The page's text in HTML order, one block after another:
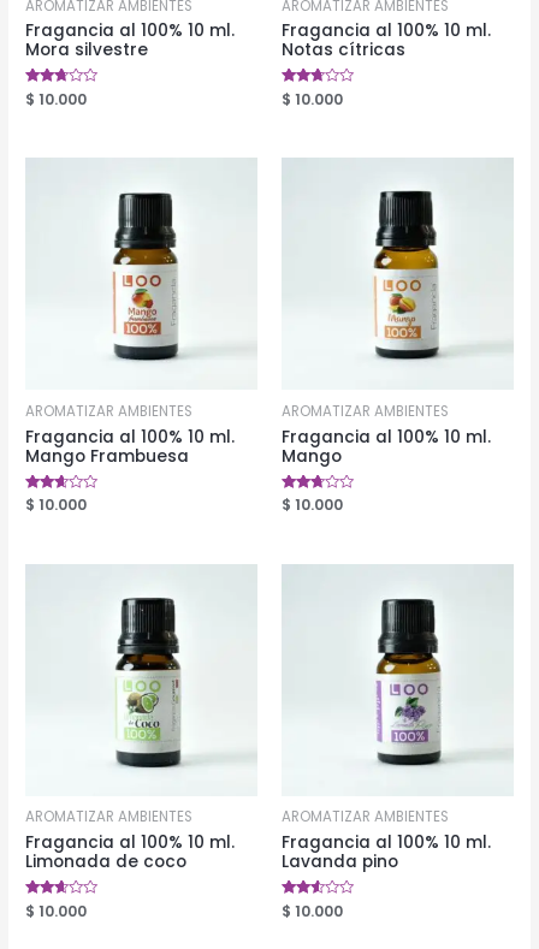
AROMATIZAR AMBIENTES
Fragancia al 100% 10 ml.
Mora silvestre
Valorado
en
$ 10.000
AROMATIZAR AMBIENTES
Fragancia al 100% 10 ml.
Notas cítricas
Valorado
en
$ 10.000
AROMATIZAR AMBIENTES
Fragancia al 100% 10 ml.
Mango Frambuesa
Valorado
en
$ 10.000
AROMATIZAR AMBIENTES
Fragancia al 100% 10 ml.
Mango
Valorado
en
$ 10.000
AROMATIZAR AMBIENTES
Fragancia al 100% 10 ml.
Limonada de coco
Valorado
en
$ 10.000
AROMATIZAR AMBIENTES
Fragancia al 100% 10 ml.
Lavanda pino
Valorado
en
$ 10.000